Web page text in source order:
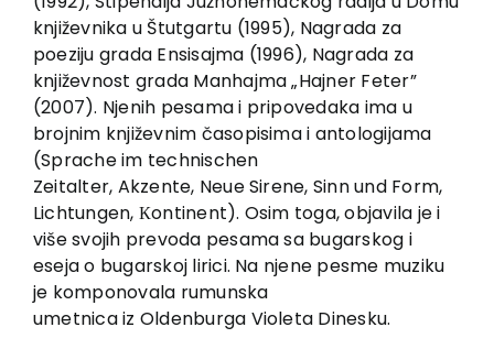
književnika u Štutgartu (1995), Nagrada za
poeziju grada Ensisajma (1996), Nagrada za
književnost grada Manhajma „Hajner Feter”
(2007). Njenih pesama i pripovedaka ima u
brojnim književnim časopisima i antologijama
(Sprache im technischen
Zeitalter, Akzente, Neue Sirene, Sinn und Form,
Lichtungen, Кontinent). Osim toga, objavila je i
više svojih prevoda pesama sa bugarskog i
eseja o bugarskoj lirici. Na njene pesme muziku
je komponovala rumunska
umetnica iz Oldenburga Violeta Dinesku.